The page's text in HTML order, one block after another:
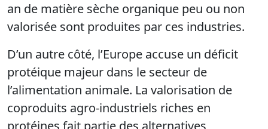
an de matière sèche organique peu ou non
valorisée sont produites par ces industries.
D’un autre côté, l’Europe accuse un déficit
protéique majeur dans le secteur de
l’alimentation animale. La valorisation de
coproduits agro-industriels riches en